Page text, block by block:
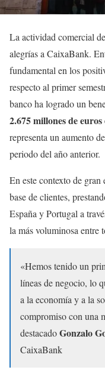
La actividad comercial de
alegrías a CaixaBank.
fundamental en los
respecto al primer
banco ha logrado un
2.675 millones de
representa un aumento
periodo del año anterior.
En este contexto de
base de clientes,
España y Portugal a
la más voluminosa entre
«Hemos tenido un
líneas de negocio, lo
a la economía y a la
compromiso con una
destacadoGonzalo
CaixaBank